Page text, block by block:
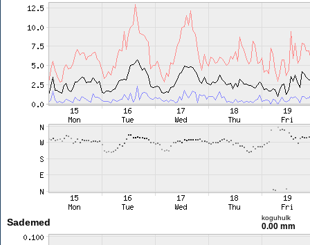
Sademed koguhulk
0.00 mm